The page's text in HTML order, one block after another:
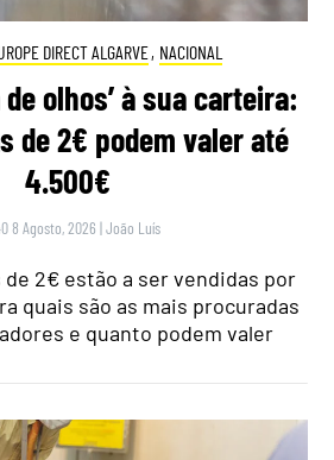
DIRECT ALGARVE, NACIONAL
de olhos’ à sua carteira:
de 2€ podem valer até
4.500€
8 Agosto, 2026 |João Luís
de 2€ estão a ser vendidas por
quais são as mais procuradas
e quanto podem valer